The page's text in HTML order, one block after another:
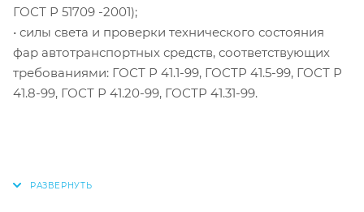
ГОСТ Р 51709 -2001);
• силы света и проверки технического состояния
фар автотранспортных средств, соответствующих
требованиями: ГОСТ Р 41.1-99, ГОСТР 41.5-99, ГОСТ Р
41.8-99, ГОСТ Р 41.20-99, ГОСТР 41.31-99.